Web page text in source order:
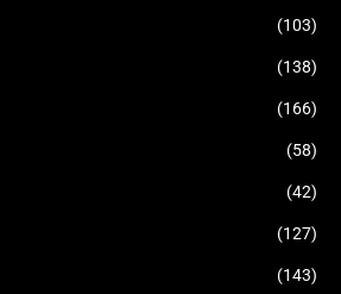
(103)
(138)
(166)
(58)
(42)
(127)
(143)